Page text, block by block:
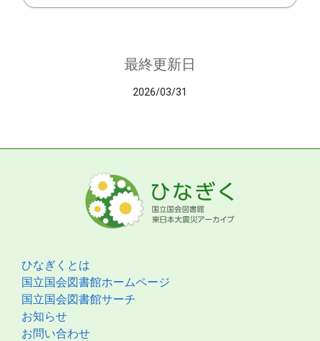
最終更新日
2026/03/31
ひなぎくとは
国立国会図書館ホームページ
国立国会図書館サーチ
お知らせ
お問い合わせ